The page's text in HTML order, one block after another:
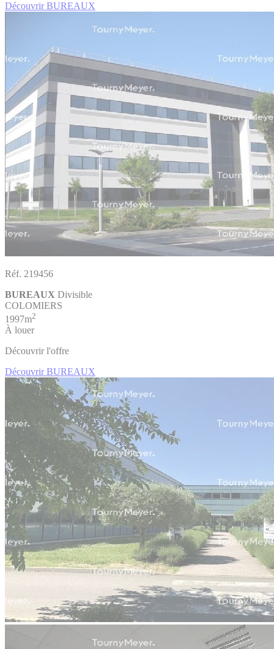
Découvrir BUREAUX
Réf. 219456
BUREAUX Divisible
COLOMIERS
1997m2
À louer
Découvrir l'offre
Découvrir BUREAUX